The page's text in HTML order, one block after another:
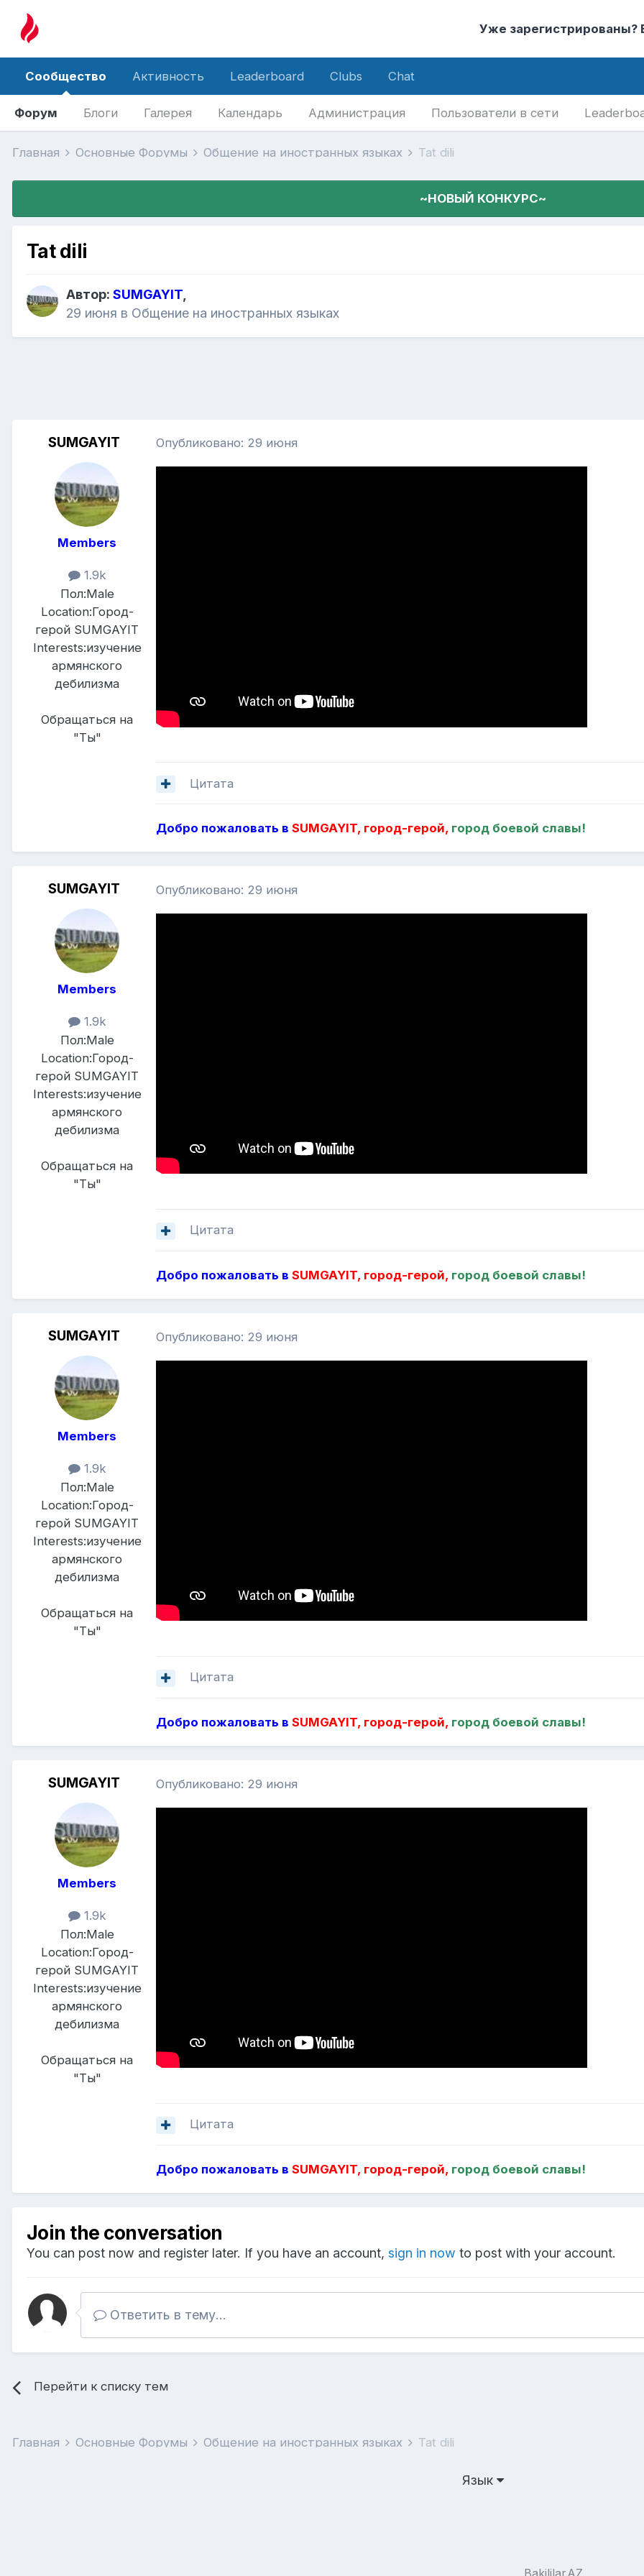
Уже зарегистрированы?
Сообщество
Форум Блоги Галерея Календарь Администрация Пользователи в сети
Активность Leaderboard Clubs Chat
Главная Основные Форумы Общение на иностранных языках Tat dili
~НОВЫЙ КОНКУРС~
Tat dili
Автор: SUMGAYIT,
29 июня в Общение на иностранных языках
SUMGAYIT
Members
1.9k
Пол:Male
Location:Город-
герой SUMGAYIT
Interests:изучение
армянского
дебилизма
Обращаться на
"Ты"
Опубликовано: 29 июня
Цитата
Добро пожаловать в SUMGAYIT, город-герой, город боевой славы!
SUMGAYIT
Members
1.9k
Пол:Male
Location:Город-
герой SUMGAYIT
Interests:изучение
армянского
дебилизма
Обращаться на
"Ты"
Опубликовано: 29 июня
Цитата
Добро пожаловать в SUMGAYIT, город-герой, город боевой славы!
SUMGAYIT
Members
1.9k
Пол:Male
Location:Город-
герой SUMGAYIT
Interests:изучение
армянского
дебилизма
Обращаться на
"Ты"
Опубликовано: 29 июня
Цитата
Добро пожаловать в SUMGAYIT, город-герой, город боевой славы!
SUMGAYIT
Members
1.9k
Пол:Male
Location:Город-
герой SUMGAYIT
Interests:изучение
армянского
дебилизма
Обращаться на
"Ты"
Опубликовано: 29 июня
Цитата
Добро пожаловать в SUMGAYIT, город-герой, город боевой славы!
Join the conversation
You can post now and register later. If you have an account, sign in now to post with your account.
Ответить в тему...
Перейти к списку тем
Главная Основные Форумы Общение на иностранных языках Tat dili
Язык